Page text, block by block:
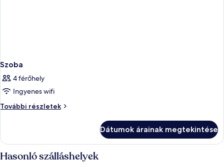
Szoba
4 férőhely
Ingyenes wifi
További részletek
Szoba
Dátumok árainak megtekintése
Hasonló szálláshelyek